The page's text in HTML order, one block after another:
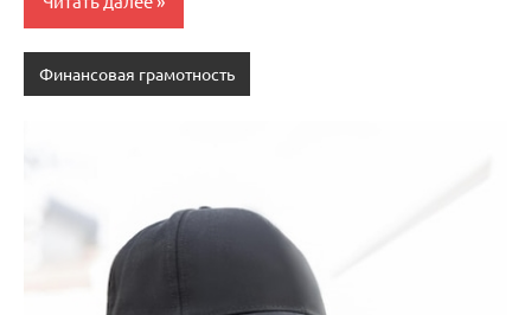
Финансовая грамотность